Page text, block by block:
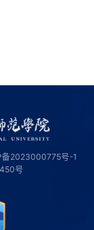
备2023000775号-1
号